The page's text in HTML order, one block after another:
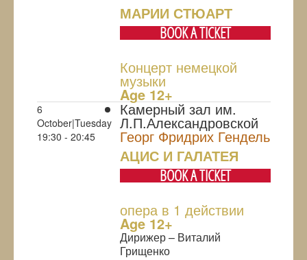
МАРИИ СТЮАРТ
BOOK A TICKET
Концерт немецкой
музыки
Age 12+
6
October|Tuesday
19:30 - 20:45
Камерный зал им.
Л.П.Александровской
Георг Фридрих Гендель
АЦИС И ГАЛАТЕЯ
BOOK A TICKET
опера в 1 действии
Age 12+
Дирижер – Виталий
Грищенко